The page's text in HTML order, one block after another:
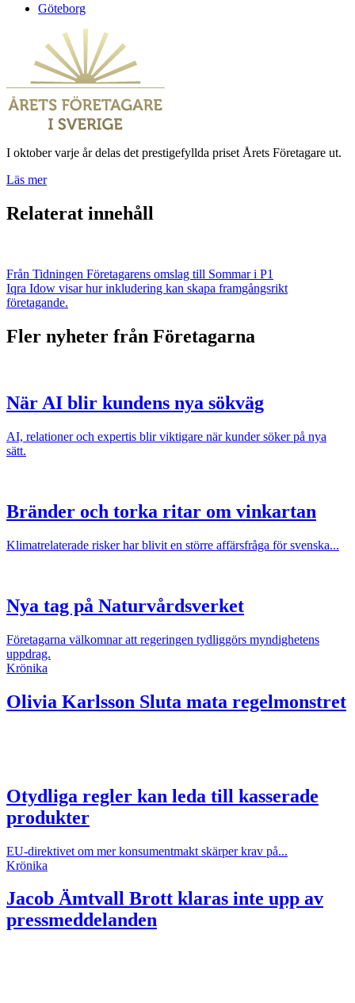
Göteborg
I oktober varje år delas det prestigefyllda priset Årets Företagare ut.
Läs mer
Relaterat innehåll
Från Tidningen Företagarens omslag till Sommar i P1
Iqra Idow visar hur inkludering kan skapa framgångsrikt
företagande.
Fler nyheter från Företagarna
När AI blir kundens nya sökväg
AI, relationer och expertis blir viktigare när kunder söker på nya
sätt.
Bränder och torka ritar om vinkartan
Klimatrelaterade risker har blivit en större affärsfråga för svenska...
Nya tag på Naturvårdsverket
Företagarna välkomnar att regeringen tydliggörs myndighetens
uppdrag.
Krönika
Olivia Karlsson Sluta mata regelmonstret
Otydliga regler kan leda till kasserade
produkter
EU-direktivet om mer konsumentmakt skärper krav på...
Krönika
Jacob Ämtvall Brott klaras inte upp av
pressmeddelanden